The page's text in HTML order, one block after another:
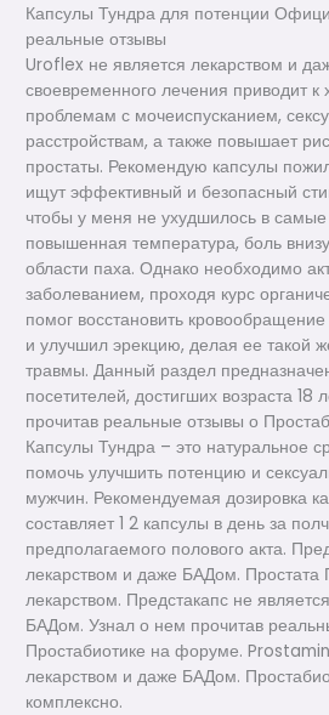
Капсулы Тундра для потенции
реальные отзывы
Uroflex не является лекарством и
своевременного лечения приводит к
проблемам с мочеиспусканием,
расстройствам, а также повышает
простаты. Рекомендую капсулы
ищут эффективный и безопасный
чтобы у меня не ухудшилось в
повышенная температура, боль
области паха. Однако необходимо
заболеванием, проходя курс
помог восстановить
и улучшил эрекцию, делая ее такой
травмы. Данный раздел
посетителей, достигших возраста 18
прочитав реальные отзывы о
Капсулы Тундра – это натуральное
помочь улучшить потенцию и
мужчин. Рекомендуемая дозировка
составляет 1 2 капсулы в день за
предполагаемого полового акта.
лекарством и даже БАДом. Простата
лекарством. Предстакапс не
БАДом. Узнал о нем прочитав
Простабиотике на форуме.
лекарством и даже БАДом.
комплексно.